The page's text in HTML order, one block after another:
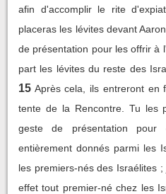
afin d'accomplir le rite
placeras les lévites devant
de présentation pour les offrir à
part les lévites du reste des
15 Après cela, ils entreront en
tente de la Rencontre. Tu les
geste de présentation pour
entièrement donnés parmi les
les premiers-nés des Israélites
effet tout premier-né chez les